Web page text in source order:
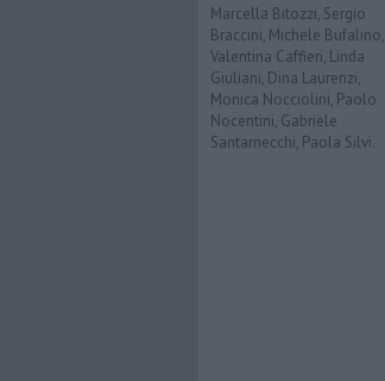
Marcella Bitozzi, Sergio
Braccini, Michele Bufalino,
Valentina Caffieri, Linda
Giuliani, Dina Laurenzi,
Monica Nocciolini, Paolo
Nocentini, Gabriele
Santarnecchi, Paola Silvi.